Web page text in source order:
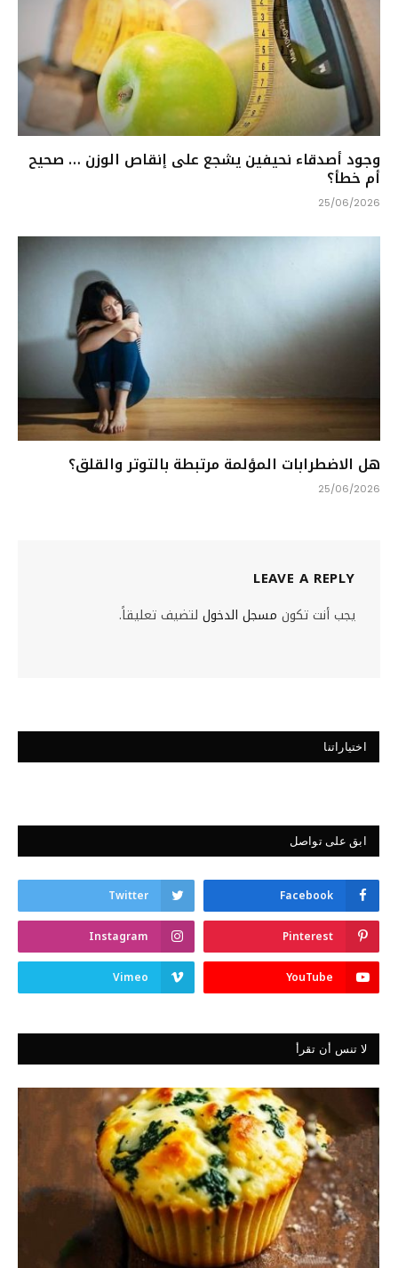
وجود أصدقاء نحيفين يشجع على إنقاص الوزن … صحيح
أم خطأ؟
25/06/2026
هل الاضطرابات المؤلمة مرتبطة بالتوتر والقلق؟
25/06/2026
LEAVE A REPLY
يجب أنت تكون مسجل الدخول لتضيف تعليقاً.
اختياراتنا
ابق على تواصل
Facebook
Twitter
Pinterest
Instagram
YouTube
Vimeo
لا تنس أن تقرأ